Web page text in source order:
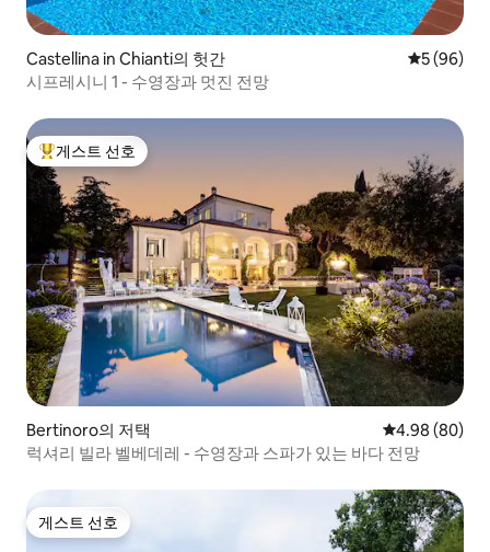
Castellina in Chianti의 헛간 평점 5점(5
5 (96)
시프레시니 1 - 수영장과 멋진 전망
상위 게스트 선호
게스트 선호
Bertinoro의 저택 평점 4.98점(5
4.98 (80)
럭셔리 빌라 벨베데레 - 수영장과 스파가 있는 바다 전망
게스트 선호
게스트 선호